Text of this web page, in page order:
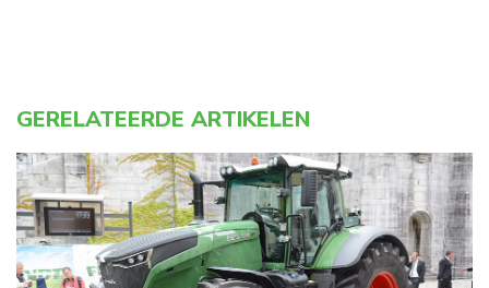
GERELATEERDE ARTIKELEN